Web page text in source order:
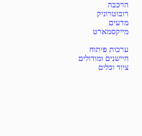
הרכבה
רובוטרוניק
מדעים
מייקסמארט
ערכות פיתוח
חיישנים ומודולים
ציוד וכלים